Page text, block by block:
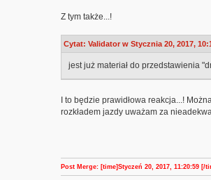
Z tym także...!
Cytat: Validator w Stycznia 20, 2017,
jest już materiał do przedstawienia
I to będzie prawidłowa reakcja...!
rozkładem jazdy uważam za
Post Merge: [time]Styczeń 20, 2017, 11:20:59 [/